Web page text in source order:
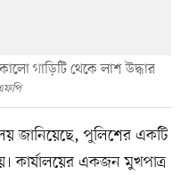
গাড়িটি থেকে লাশ উদ্ধার
জানিয়েছে, পুলিশের একটি
কার্যালয়ের একজন মুখপাত্র